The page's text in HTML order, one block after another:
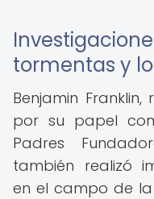
tormentas y
Benjamin
por su papel
Padres
también realizó
en el campo de la